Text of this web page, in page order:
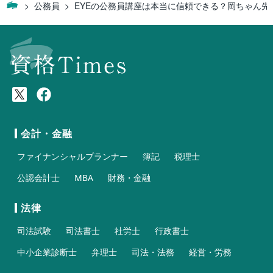
公務員 EYEの公務員講座は本当に信頼できる？岡ちゃん
会計・金融
ファイナンシャルプランナー 簿記
税理士
公認会計士
MBA 財務・金融
法律
司法試験 司法書士 社労士
行政書士
中小企業診断士
弁理士 司法・法務 経営・労務